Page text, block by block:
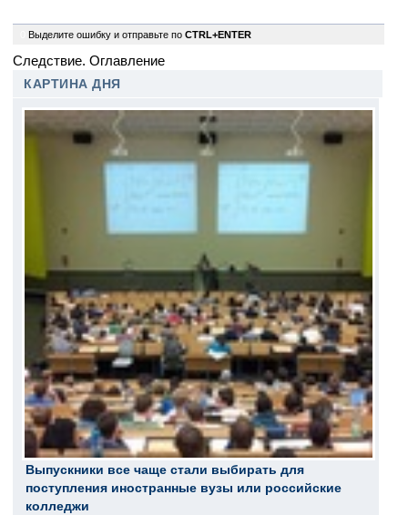
Выделите ошибку и отправьте по CTRL+ENTER
Следствие. Оглавление
КАРТИНА ДНЯ
Выпускники все чаще стали выбирать для
поступления иностранные вузы или российские
колледжи